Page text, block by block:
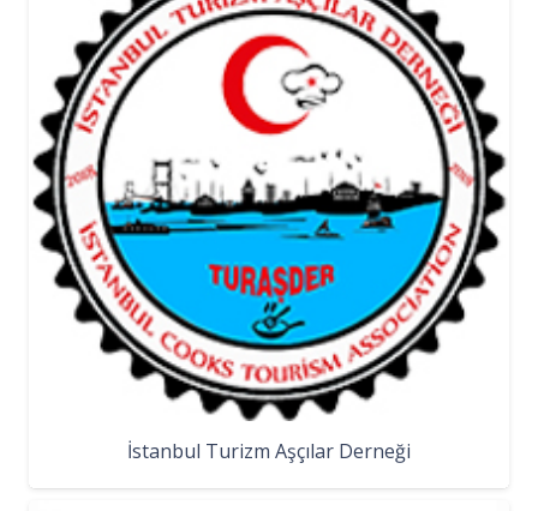
İstanbul Turizm Aşçılar Derneği